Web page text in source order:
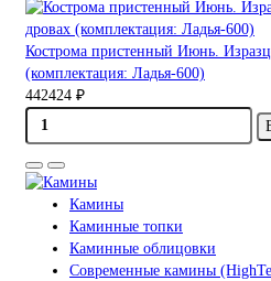
Кострома пристенный Июнь.
(комплектация: Ладья-600)
442424 ₽
Камины
Каминные топки
Каминные облицовки
Современные камины